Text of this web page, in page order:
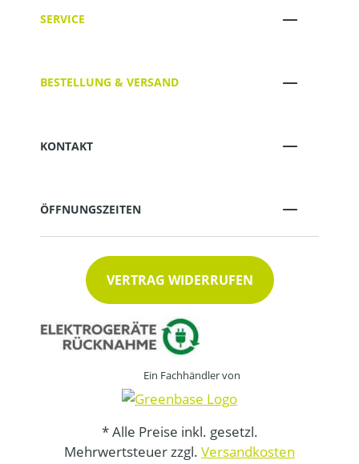
SERVICE
BESTELLUNG & VERSAND
KONTAKT
ÖFFNUNGSZEITEN
VERTRAG WIDERRUFEN
Ein Fachhändler von
* Alle Preise inkl. gesetzl.
Mehrwertsteuer zzgl. Versandkosten